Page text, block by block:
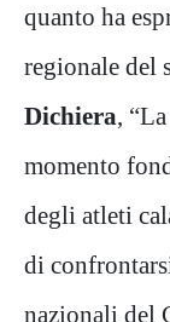
quanto ha
regionale del
Dichiera,
momento
degli atleti
di
nazionali del